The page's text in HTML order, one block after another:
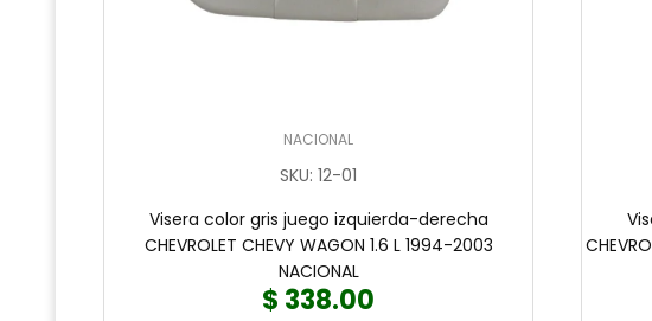
NACIONAL
SKU:12-01
Visera color gris juego izquierda-derecha
CHEVROLET CHEVY WAGON 1.6 L 1994-2003
NACIONAL
$ 338.00